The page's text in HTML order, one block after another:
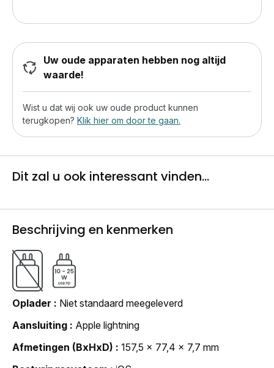
Uw oude apparaten hebben nog altijd
waarde!
Wist u dat wij ook uw oude product kunnen
terugkopen? Klik hier om door te gaan.
Dit zal u ook interessant vinden...
Beschrijving en kenmerken
Oplader
Niet standaard meegeleverd
Aansluiting
Apple lightning
Afmetingen (BxHxD)
157,5 x 77,4 x 7,7 mm